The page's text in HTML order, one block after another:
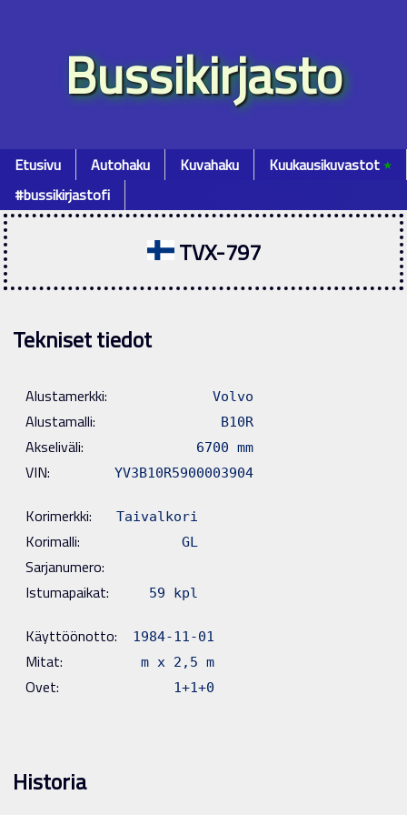
Bussikirjasto
Etusivu Autohaku Kuvahaku Kuukausikuvastot٭
#bussikirjastofi
TVX-797
Tekniset tiedot
Alustamerkki: Volvo
Alustamalli: B10R
Akseliväli: 6700 mm
VIN: YV3B10R5900003904
Korimerkki: Taivalkori
Korimalli: GL
Sarjanumero:
Istumapaikat:
59 kpl
Käyttöönotto: 1984-11-01
Mitat: m x 2,5 m
Ovet: 1+1+0
Historia